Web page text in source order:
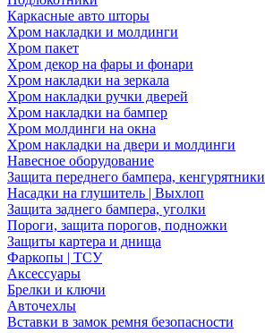
Каркасные авто шторы
Хром накладки и молдинги
Хром пакет
Хром декор на фары и фонари
Хром накладки на зеркала
Хром накладки ручки дверей
Хром накладки на бампер
Хром молдинги на окна
Хром накладки на двери и молдинги
Навесное оборудование
Защита переднего бампера, кенгурятники
Насадки на глушитель | Выхлоп
Защита заднего бампера, уголки
Пороги, защита порогов, подножки
Защиты картера и днища
Фаркопы | ТСУ
Аксессуары
Брелки и ключи
Авточехлы
Вставки в замок ремня безопасности